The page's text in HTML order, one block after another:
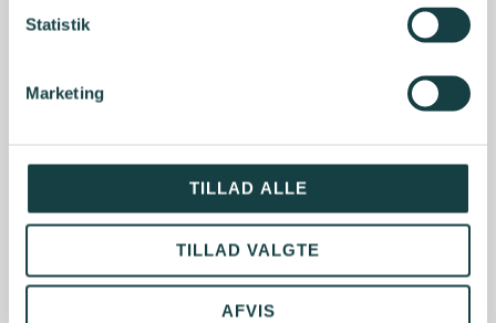
Statistik
Marketing
TILLAD ALLE
TILLAD VALGTE
AFVIS
Mødet afsluttes med den årlige netværksmiddag.
Professional Networking
8. oktober 2024 13:00